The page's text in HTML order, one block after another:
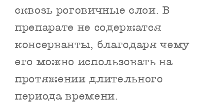
сквозь роговичные слои. В
препарате не содержатся
консерванты, благодаря чему
его можно использовать на
протяжении длительного
периода времени.